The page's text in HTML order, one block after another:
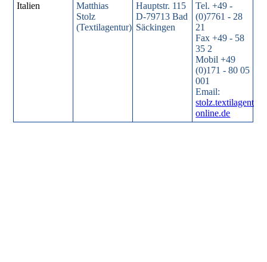
Italien
Matthias
Stolz
(Textilagentur)
Hauptstr. 115
D-79713 Bad
Säckingen
Tel. +49 -
(0)7761 - 28
21
Fax +49 - 58
35 2
Mobil +49
(0)171 - 80 05
001
Email:
online.de